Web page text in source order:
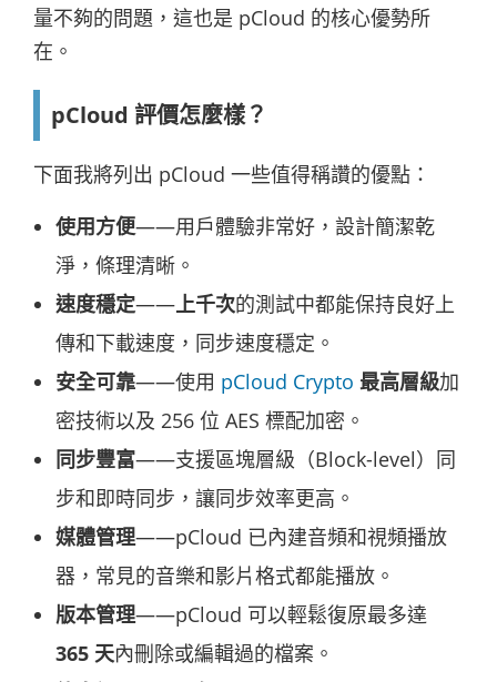
量不夠的問題，這也是 pCloud 的核心優勢所
在。
pCloud 評價怎麼樣？
下面我將列出 pCloud 一些值得稱讚的優點：
使用方便——用戶體驗非常好，設計簡潔乾
淨，條理清晰。
速度穩定——上千次的測試中都能保持良好上
傳和下載速度，同步速度穩定。
安全可靠——使用 pCloud Crypto 最高層級加
密技術以及 256 位 AES 標配加密。
同步豐富——支援區塊層級（Block-level）同
步和即時同步，讓同步效率更高。
媒體管理——pCloud 已內建音頻和視頻播放
器，常見的音樂和影片格式都能播放。
版本管理
365 天內刪除或編輯過的檔案。